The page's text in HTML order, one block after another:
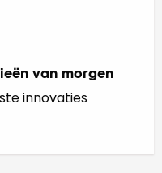
van morgen
innovaties